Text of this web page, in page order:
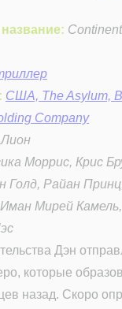
США, The Asylum,
Company
Моррис, Крис
Голд, Райан
Мирей Камель,
Дэн
которые
назад. Скоро